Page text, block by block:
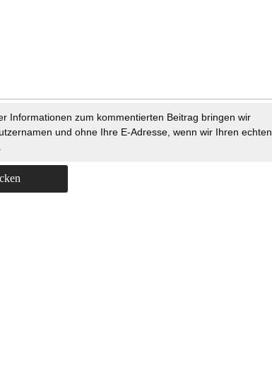
Informationen zum kommentierten Beitrag bringen wir
und ohne Ihre E-Adresse, wenn wir Ihren echten